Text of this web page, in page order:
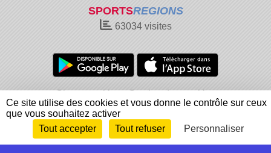
SPORTSREGIONS
63034visites
Charte cookies
Gestion des cookies
Informations légales
Signaler un contenu inapproprié
Envie de participer ? Connexion
Ce site utilise des cookies et vous donne le contrôle sur ceux
que vous souhaitez activer
Tout accepter
Tout refuser Personnaliser